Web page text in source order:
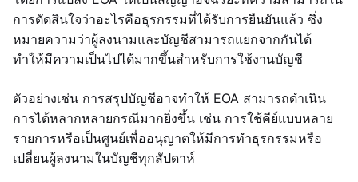
การตัดสินใจว่าอะไรคือธุรกรรมที่ได้รับการยืนยันแล้ว ซึ่ง
หมายความว่าผู้ลงนามและบัญชีสามารถแยกจากกันได้
ทำให้มีความเป็นไปได้มากขึ้นสำหรับการใช้งานบัญชี
ตัวอย่างเช่น การสรุปบัญชีอาจทำให้ EOA สามารถดำเนิน
การได้หลากหลายกรณีมากยิ่งขึ้น เช่น การใช้คีย์แบบหลาย
รายการหรือเป็นศูนย์เพื่ออนุญาตให้มีการทำธุรกรรมหรือ
เปลี่ยนผู้ลงนามในบัญชีทุกสัปดาห์